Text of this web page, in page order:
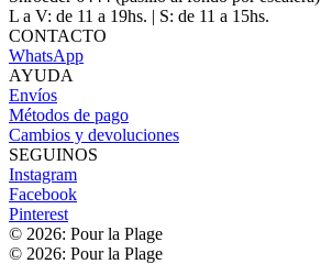
L a V: de 11 a 19hs. | S: de 11 a 15hs.
CONTACTO
WhatsApp
AYUDA
Envíos
Métodos de pago
Cambios y devoluciones
SEGUINOS
Instagram
Facebook
Pinterest
© 2026: Pour la Plage
© 2026: Pour la Plage